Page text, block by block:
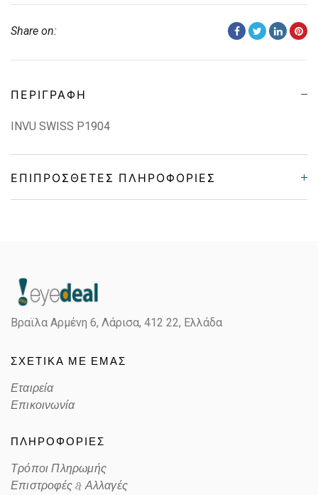
Share on:
ΠΕΡΙΓΡΑΦΉ
INVU SWISS P1904
ΕΠΙΠΡΌΣΘΕΤΕΣ ΠΛΗΡΟΦΟΡΊΕΣ
Color
Lens Color POLARIZED GREEN
Color code
Βραϊλα Αρμένη 6, Λάρισα, 412 22, Ελλάδα
ΣΧΕΤΙΚΑ ΜΕ ΕΜΑΣ
Εταιρεία
Επικοινωνία
ΠΛΗΡΟΦΟΡΙΕΣ
Τρόποι Πληρωμής
Επιστροφές & Αλλαγές